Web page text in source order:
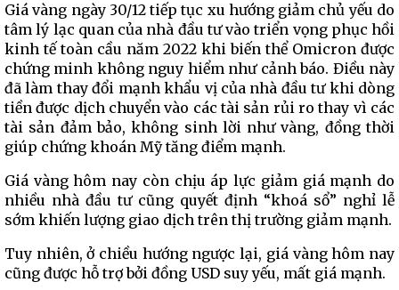
Giá vàng ngày 30/12 tiếp tục xu hướng giảm chủ yếu do
tâm lý lạc quan của nhà đầu tư vào triển vọng phục hồi
kinh tế toàn cầu năm 2022 khi biến thể Omicron được
chứng minh không nguy hiểm như cảnh báo. Điều này
đã làm thay đổi mạnh khẩu vị của nhà đầu tư khi dòng
tiền được dịch chuyển vào các tài sản rủi ro thay vì các
tài sản đảm bảo, không sinh lời như vàng, đồng thời
giúp chứng khoán Mỹ tăng điểm mạnh.
Giá vàng hôm nay còn chịu áp lực giảm giá mạnh do
nhiều nhà đầu tư cũng quyết định “khoá sổ” nghỉ lễ
sớm khiến lượng giao dịch trên thị trường giảm mạnh.
Tuy nhiên, ở chiều hướng ngược lại, giá vàng hôm nay
cũng được hỗ trợ bởi đồng USD suy yếu, mất giá mạnh.